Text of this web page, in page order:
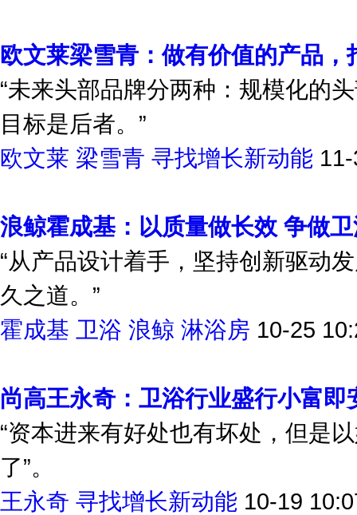
欧文莱梁雪青：做有价值的产品
“未来头部品牌分两种：规模化的
目标是后者。”
欧文莱 梁雪青 寻找增长新动能
浪鲸霍成基：以质量做长效 争做
“从产品设计着手，坚持创新驱动
久之道。”
霍成基 卫浴 浪鲸 淋浴房 10-25
尚高王永奇：卫浴行业盛行小富即
“资本进来有好处也有坏处，但是
了”。
王永奇 寻找增长新动能 10-19